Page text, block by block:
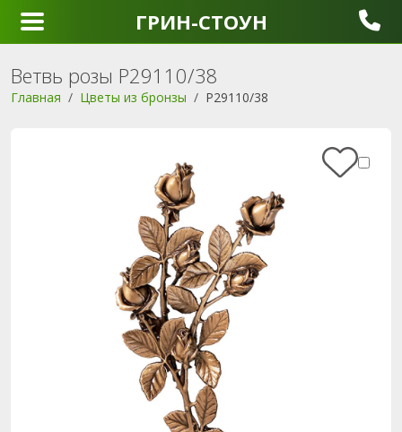
ГРИН-СТОУН
Ветвь розы P29110/38
Главная Цветы из бронзы P29110/38